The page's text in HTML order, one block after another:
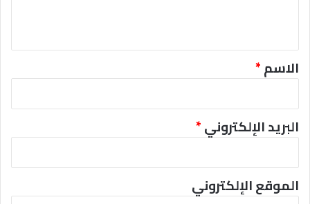
ق
*
الاسم*
البريد الإلكتروني*
الموقع الإلكتروني